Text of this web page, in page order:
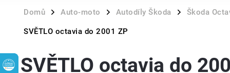
Domů / Auto-moto / Autodíly Škoda / Škoda
SVĚTLO octavia do 2001 ZP
SVĚTLO octavia do